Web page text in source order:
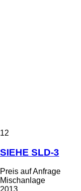
12
SIEHE SLD-3
Preis auf Anfrage
Mischanlage